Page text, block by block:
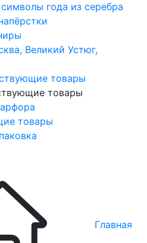
года из серебра
Великий Устюг,
товары
товары
товары
Главная